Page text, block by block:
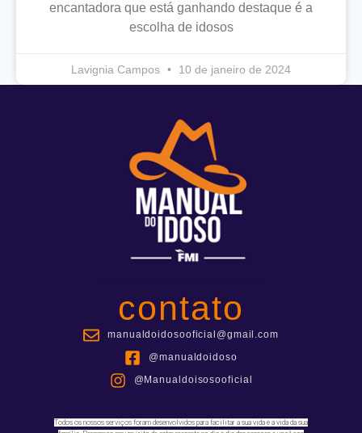
encantadora que está ganhando destaque é a
escolha de idosos
Lavignia Campos 10 de janeiro de 2024
contato
manualdoidosooficial@gmail.com
@manualdoidoso
@Manualdoisosooficial
Todos os nossos serviços foram desenvolvidos para facilitar a sua vida e a vida da sua